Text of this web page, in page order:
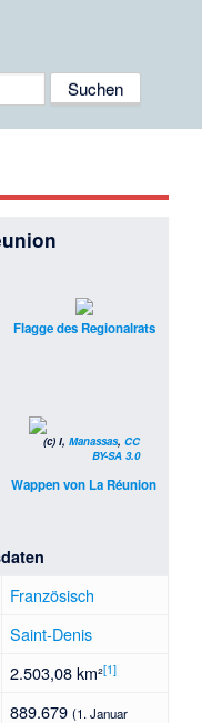
Flagge des Regionalrats
(c) I, Manassas, CC
BY-SA 3.0
Wappen von La Réunion
Französisch
Saint-Denis
2.503,08 km²[1]
889.679 (1. Januar